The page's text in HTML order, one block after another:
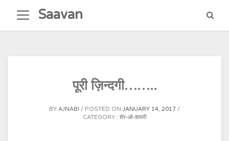
content
Saavan
पूरी ज़िन्दगी……..
BY AJNABI POSTED ON JANUARY 14, 2017
CATEGORY : शेर-ओ-शायरी